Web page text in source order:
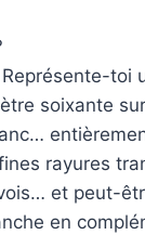
toi
soixante
rayures
et peut-
en